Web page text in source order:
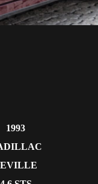
1993